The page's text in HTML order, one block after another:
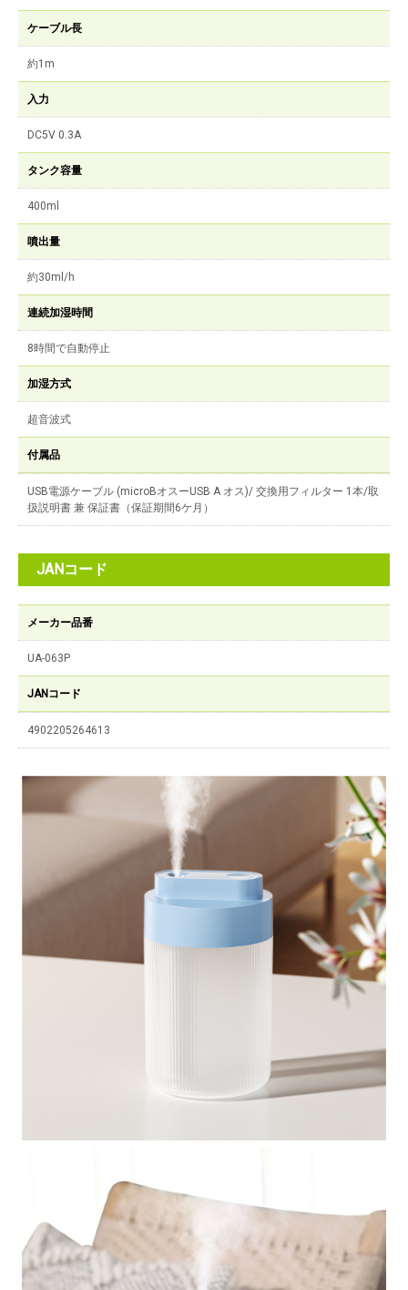
ケーブル長
約1m
入力
DC5V 0.3A
タンク容量
400ml
噴出量
約30ml/h
連続加湿時間
8時間で自動停止
加湿方式
超音波式
付属品
USB電源ケーブル (microBオスーUSB A オス)/ 交換用フィルター 1本/取
扱説明書 兼 保証書（保証期間6ケ月）
JANコード
メーカー品番
UA-063P
JANコード
4902205264613